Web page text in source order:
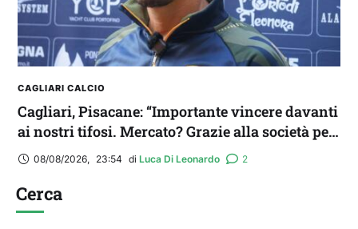
CAGLIARI CALCIO
Cagliari, Pisacane: “Importante vincere davanti
ai nostri tifosi. Mercato? Grazie alla società per
il triplo colpo”
08/08/2026, 23:54 di Luca Di Leonardo 2
Cerca